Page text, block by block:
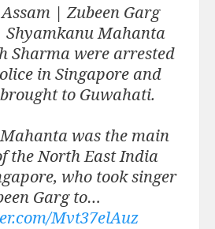
| Zubeen Garg
Shyamkanu Mahanta
Sharma were arrested
in Singapore and
to Guwahati.
was the main
the North East India
who took singer
Garg to…
Mvt37elAuz